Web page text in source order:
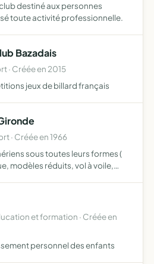
destiné aux personnes
toute activité professionnelle.
Bazadais
· Créée en 2015
jeux de billard français
· Créée en 1966
sous toutes leurs formes (
modèles réduits, vol à voile,
et formation · Créée en
personnel des enfants